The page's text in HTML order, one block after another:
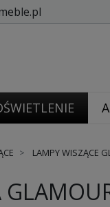
LAMPY WISZĄCE